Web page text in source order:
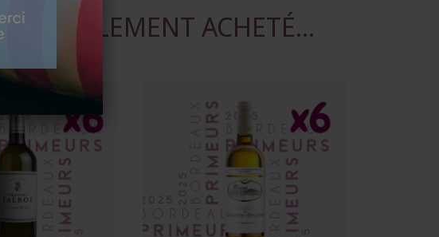
ÉGALEMENT ACHETÉ...